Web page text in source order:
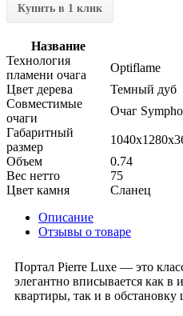
Купить в 1 клик
Название
Технология
пламени очага
Optiflame
Цвет дерева
Темный дуб
Совместимые
очаги
Очаг
Габаритный
размер
Объем
0.74
Вес нетто
75
Цвет камня
Сланец
Описание
Отзывы о товаре
Портал Pierre Luxe — это
элегантно вписывается как в
квартиры, так и в обстановку